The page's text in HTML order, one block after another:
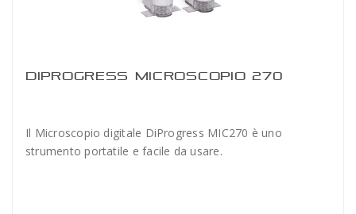
DIPROGRESS MICROSCOPIO 270
Il Microscopio digitale DiProgress MIC270 è uno
strumento portatile e facile da usare.